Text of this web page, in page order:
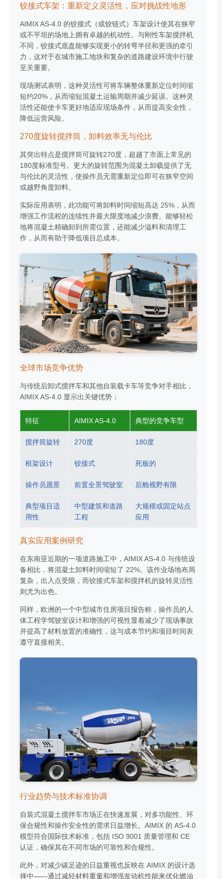
铰接式车架：重新定义灵活性，应对挑战性地形
AIMIX AS-4.0 的铰接式（或铰链式）车架设计使其在狭窄
或不平坦的场地上拥有卓越的机动性。与刚性车架搅拌机
不同，铰接式底盘能够实现更小的转弯半径和更强的牵引
力，这对于在城市施工地块和复杂的道路建设环境中行驶
至关重要。
现场测试表明，这种灵活性可将车辆整体重新定位时间缩
短约20%，从而缩短混凝土运输周期并减少延误。这种灵
活性还能使卡车更好地适应现场条件，从而提高安全性，
降低运营风险。
270度旋转搅拌筒，卸料效率无与伦比
其突出特点是搅拌筒可旋转270度，超越了市面上常见的
180度标准型号。更大的旋转范围为混凝土卸载提供了无
与伦比的灵活性，使操作员无需重新定位即可在狭窄空间
或越野角度卸料。
实际应用表明，此功能可将卸料时间缩短高达 25%，从而
增强工作流程的连续性并最大限度地减少浪费。能够轻松
地将混凝土精确卸到所需位置，还能减少溢料和清理工
作，从而有助于降低项目总成本。
全球市场竞争优势
与传统后卸式搅拌车和其他自装载卡车等竞争对手相比，
AIMIX AS-4.0 显示出关键优势：
特征 AIMIX AS-4.0 典型的竞争车型
搅拌筒旋转 270度 180度
框架设计 铰接式 死板的
操作员愿景 前置全景驾驶室 后舱视野有限
典型项目适
用性
中型建筑和道路
工程
大规模或固定站点
应用
真实应用案例研究
在东南亚近期的一项道路施工中，AIMIX AS-4.0 与传统设
备相比，将混凝土卸料时间缩短了 22%。该作业场地布局
复杂，出入点受限，而铰接式车架和搅拌机的旋转灵活性
则尤为出色。
同样，欧洲的一个中型城市住房项目报告称，操作员的人
体工程学驾驶室设计和增强的可视性显着减少了现场事故
并提高了材料放置的准确性，这与成本节约和项目时间表
遵守直接相关。
行业趋势与技术标准协调
自装式混凝土搅拌车市场正在快速发展，对多功能性、环
保合规性和操作安全性的需求日益增长。AIMIX 的 AS-4.0
模型符合国际技术标准，包括 ISO 9001 质量管理和 CE
认证，确保其在不同市场的可靠性和合规性。
此外，对减少碳足迹的日益重视也反映在 AIMIX 的设计选
择中——通过减轻材料重量和增强发动机性能来优化燃油